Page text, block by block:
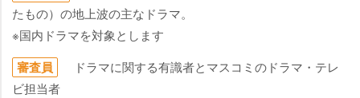
たもの）の地上波の主なドラマ。
※国内ドラマを対象とします
審査員
ドラマに関する有識者とマスコミのドラマ・テレ
ビ担当者